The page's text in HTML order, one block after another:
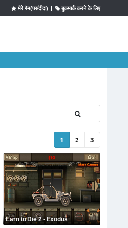
मेरे गेम(पसंदीदा) | बुकमार्क करने के लिए
1 2 3
Earn to Die 2 - Exodus